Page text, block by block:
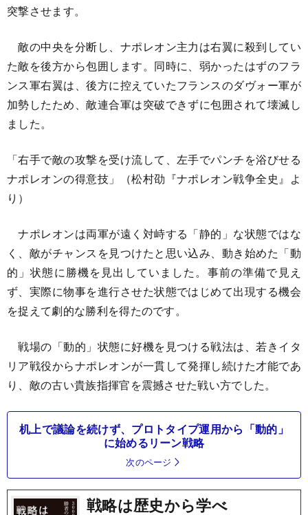
突撃させます。
敵の中央を分断し、ナポレオン主力は右翼に殺到してい
た敵を後方から包囲します。同時に、弱かったはずのフラ
ンス軍右翼は、後方に控えていたフランスのダヴォー軍が
加勢したため、敵連合軍は突破できずに包囲されて壊滅し
ました。
「右手で敵の攻撃を受け流して、左手でパンチを浴びせる
ナポレオンの得意技」（松村劭『ナポレオン戦争全史』よ
り）
ナポレオンは両軍が遠く対峙する「静的」な状態ではな
く、敵がチャンスを見つけたと思い込み、動き始めた「動
的」状態に勝機を見出していました。事前の準備で見え
ず、実際に物事を進行させた状態ではじめて出現する機会
を捉えて劇的な勝利を得たのです。
戦場の「動的」状態に好機を見つける戦法は、若きイタ
リア戦役からナポレオンが一貫して発揮し続けた才能であ
り、敵の古い貴族指揮官を震撼させた戦い方でした。
机上で議論を続けず、プロトタイプ運用から「動的」
に始めるリーン戦略
次のページ
戦略は歴史から学べ